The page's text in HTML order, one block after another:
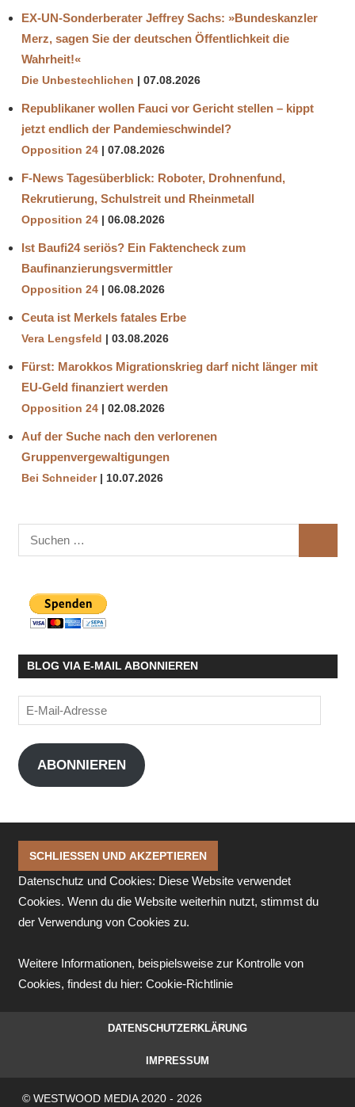
EX-UN-Sonderberater Jeffrey Sachs: »Bundeskanzler
Merz, sagen Sie der deutschen Öffentlichkeit die
Wahrheit!«
Die Unbestechlichen 07.08.2026
Republikaner wollen Fauci vor Gericht stellen – kippt
jetzt endlich der Pandemieschwindel?
Opposition 24 07.08.2026
F-News Tagesüberblick: Roboter, Drohnenfund,
Rekrutierung, Schulstreit und Rheinmetall
Opposition 24 06.08.2026
Ist Baufi24 seriös? Ein Faktencheck zum
Baufinanzierungsvermittler
Opposition 24 06.08.2026
Ceuta ist Merkels fatales Erbe
Vera Lengsfeld 03.08.2026
Fürst: Marokkos Migrationskrieg darf nicht länger mit
EU-Geld finanziert werden
Opposition 24 02.08.2026
Auf der Suche nach den verlorenen
Gruppenvergewaltigungen
Bei Schneider 10.07.2026
Suchen
nach:
BLOG VIA E-MAIL ABONNIEREN
E-
Mail-
Adresse
ABONNIEREN
Datenschutz und Cookies: Diese Website verwendet
Cookies. Wenn du die Website weiterhin nutzt, stimmst du
der Verwendung von Cookies zu.
Weitere Informationen, beispielsweise zur Kontrolle von
Cookies, findest du hier: Cookie-Richtlinie
DATENSCHUTZERKLÄRUNG
IMPRESSUM
© WESTWOOD MEDIA 2020 - 2026